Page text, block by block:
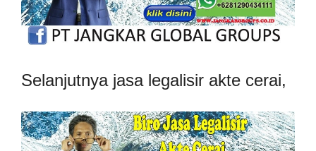
Selanjutnya jasa legalisir akte cerai,